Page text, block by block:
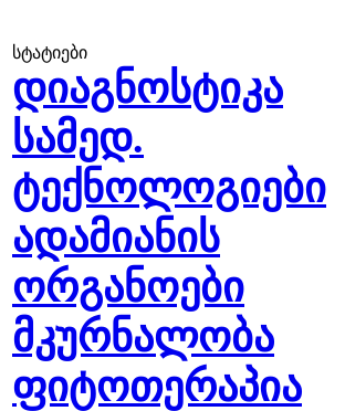
სტატიები
დიაგნოსტიკა
სამედ.
ტექნოლოგიები
ადამიანის
ორგანოები
მკურნალობა
ფიტოთერაპია